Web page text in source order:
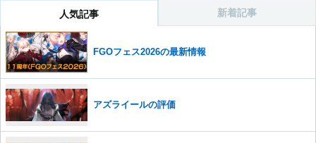
人気記事 新着記事
FGOフェス2026の最新情報
アズライールの評価